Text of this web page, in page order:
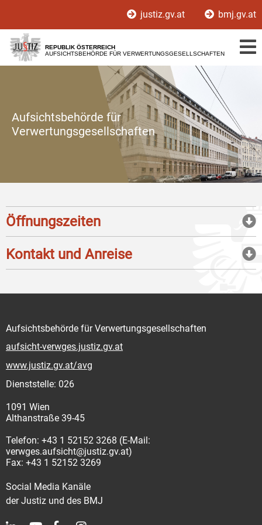
[1]
[2]
justiz.gv.at bmj.gv.at
REPUBLIK ÖSTERREICH
AUFSICHTSBEHÖRDE FÜR VERWERTUNGSGESELLSCHAFTEN
Aufsichtsbehörde für
Verwertungsgesellschaften
Öffnungszeiten
Kontakt und Anreise
Aufsichtsbehörde für Verwertungsgesellschaften
aufsicht-verwges.justiz.gv.at
www.justiz.gv.at/avg
Dienststelle: 026
1091 Wien
Althanstraße 39-45
Telefon: +43 1 52152 3268 (E-Mail:
verwges.aufsicht@justiz.gv.at)
Fax: +43 1 52152 3269
Social Media Kanäle
der Justiz und des BMJ